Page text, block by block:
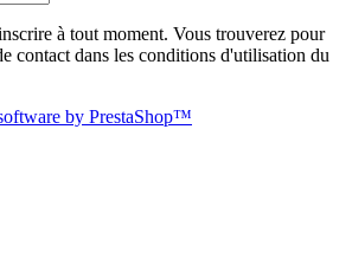
à tout moment. Vous trouverez pour
contact dans les conditions d'utilisation du
by PrestaShop™